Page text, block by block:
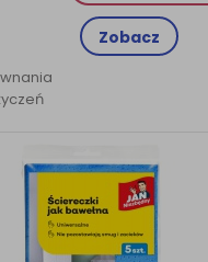
Zobacz